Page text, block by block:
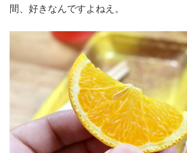
間、好きなんですよねえ。